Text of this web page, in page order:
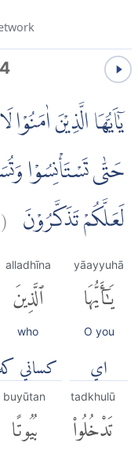
24.
يٰٓاَيُّهَا الَّذِيْنَ اٰمَنُوْا
حَتّٰى تَسْتَأْنِسُوْا
لَعَلَّكُمْ تَذَكَّرُوْنَ (
yāayyuhā
يَٰٓأَيُّهَا
O you
اي
alladhīna
ٱلَّذِينَ
who
كساني
tadkhulū
تَدْخُلُوا۟
buyūtan
بُيُوتًا